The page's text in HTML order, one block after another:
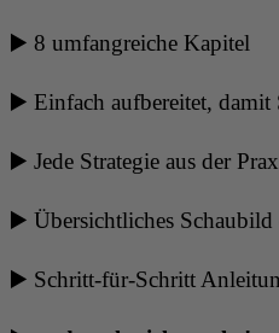
▶️ 8 umfangreiche Kapitel
▶️ Einfach aufbereitet, damit
▶️ Jede Strategie aus der
▶️ Übersichtliches Schaubild
▶️ Schritt-für-Schritt